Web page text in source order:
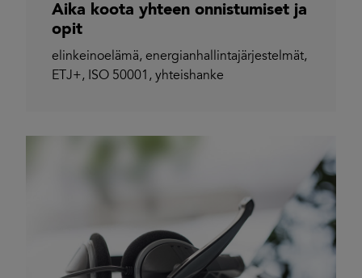
Aika koota yhteen onnistumiset ja
opit
elinkeinoelämä, energianhallintajärjestelmät,
ETJ+, ISO 50001 , yhteishanke